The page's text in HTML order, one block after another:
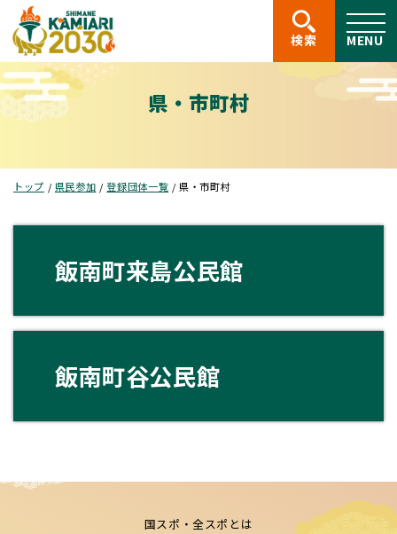
このページの本文へ
検索 MENU
県・市町村
現
在
置：
トップ / 県民参加 /登録団体一覧 /県・市町村
飯南町来島公民館
飯南町谷公民館
国スポ・全スポとは